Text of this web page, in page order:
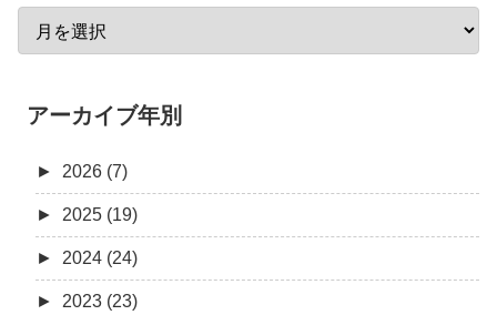
アーカイブ年別
► 2026 (7)
► 2025 (19)
► 2024 (24)
► 2023 (23)